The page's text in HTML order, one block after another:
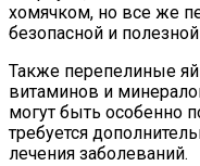
хомячком, но все же
безопасной и
Также перепелиные
витаминов и
могут быть особенно
требуется
лечения заболеваний.